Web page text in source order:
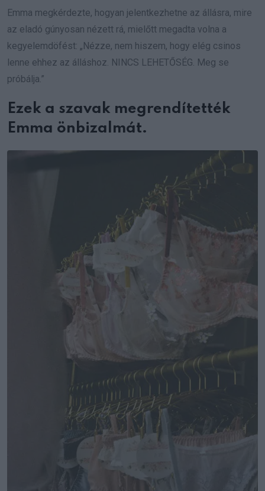
Emma megkérdezte, hogyan jelentkezhetne az állásra, mire
az eladó gúnyosan nézett rá, mielőtt megadta volna a
kegyelemdöfést: „Nézze, nem hiszem, hogy elég csinos
lenne ehhez az álláshoz. NINCS LEHETŐSÉG. Meg se
próbálja.”
Ezek a szavak megrendítették
Emma önbizalmát.